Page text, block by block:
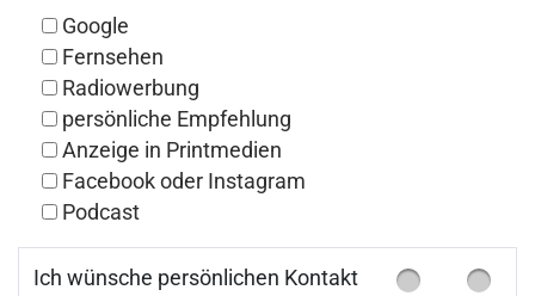
Google
Fernsehen
Radiowerbung
persönliche Empfehlung
Anzeige in Printmedien
Facebook oder Instagram
Podcast
Ich wünsche persönlichen Kontakt